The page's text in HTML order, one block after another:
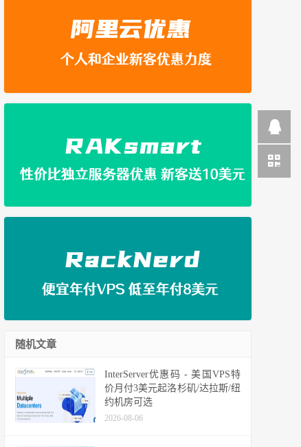
随机文章
InterServer优惠码 - 美国VPS特
价月付3美元起洛杉矶/达拉斯/纽
约机房可选
2026-08-06